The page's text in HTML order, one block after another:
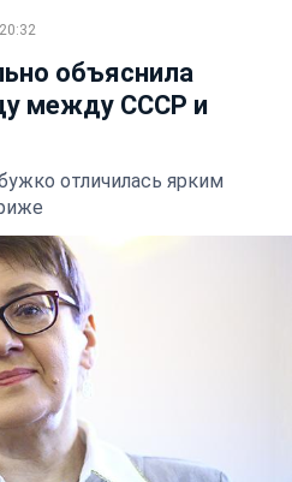
объяснила
между СССР и
отличилась ярким